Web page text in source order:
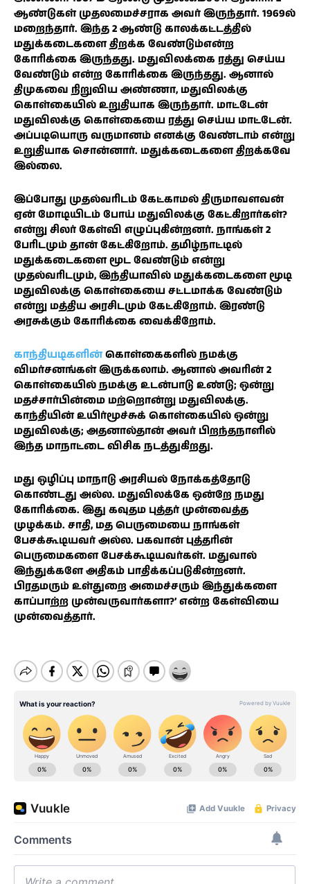
ஆண்டுகள் முதலமைச்சராக அவர் இருந்தார். 1969ல்
மறைந்தார். இந்த 2 ஆண்டு காலக்கட்டத்தில்
மதுக்கடைகளை திறக்க வேண்டும்என்ற
கோரிக்கை இருந்தது. மதுவிலக்கை ரத்து செய்ய
வேண்டும் என்ற கோரிக்கை இருந்தது. ஆனால்
திமுகவை நிறுவிய அண்ணா, மதுவிலக்கு
கொள்கையில் உறுதியாக இருந்தார். மாட்டேன்
மதுவிலக்கு கொள்கையை ரத்து செய்ய மாட்டேன்.
அப்படியொரு வருமானம் எனக்கு வேண்டாம் என்று
உறுதியாக சொன்னார். மதுக்கடைகளை திறக்கவே
இல்லை.
இப்போது முதல்வரிடம் கேட்காமல் திருமாவளவன்
ஏன் மோடியிடம் போய் மதுவிலக்கு கேட்கிறார்கள்?
என்று சிலர் கேள்வி எழுப்புகின்றனர். நாங்கள் 2
பேரிடமும் தான் கேட்கிறோம். தமிழ்நாட்டில்
மதுக்கடைகளை மூட வேண்டும் என்று
முதல்வரிடமும், இந்தியாவில் மதுக்கடைகளை மூடி
மதுவிலக்கு கொள்கையை சட்டமாக்க வேண்டும்
என்று மத்திய அரசிடமும் கேட்கிறோம். இரண்டு
அரசுக்கும் கோரிக்கை வைக்கிறோம்.
காந்தியடிகளின்கொள்கைகளில் நமக்கு
விமர்சனங்கள் இருக்கலாம். ஆனால் அவரின் 2
கொள்கையில் நமக்கு உடன்பாடு உண்டு; ஒன்று
மதச்சார்பின்மை மற்றொன்று மதுவிலக்கு.
காந்தியின் உயிர்மூச்சுக் கொள்கையில் ஒன்று
மதுவிலக்கு; அதனால்தான் அவர் பிறந்தநாளில்
இந்த மாநாட்டை விசிக நடத்துகிறது.
மது ஒழிப்பு மாநாடு அரசியல் நோக்கத்தோடு
கொண்டது அல்ல. மதுவிலக்கே ஒன்றே நமது
கோரிக்கை. இது கவுதம புத்தர் முன்வைத்த
முழக்கம். சாதி, மத பெருமையை நாங்கள்
பேசக்கூடியவர் அல்ல. பகவான் புத்தரின்
பெருமைகளை பேசக்கூடியவர்கள். மதுவால்
இந்துக்களே அதிகம் பாதிக்கப்படுகின்றனர்.
பிரதமரும் உள்துறை அமைச்சரும் இந்துக்களை
காப்பாற்ற முன்வருவார்களா?’ என்ற கேள்வியை
முன்வைத்தார்.